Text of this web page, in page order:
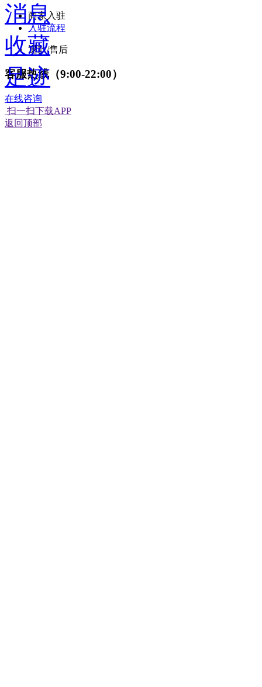
商家入驻
入驻流程
退款/售后
客服热线（9:00-22:00）
消息
收藏
足迹
在线咨询
扫一扫下载APP
返回顶部